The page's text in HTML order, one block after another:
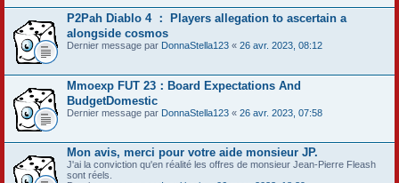
P2Pah Diablo 4 ： Players allegation to ascertain a
alongside cosmos
Dernier message par DonnaStella123 « 26 avr. 2023, 08:12
Mmoexp FUT 23：Board Expectations And
BudgetDomestic
Dernier message par DonnaStella123 « 26 avr. 2023, 07:58
Mon avis, merci pour votre aide monsieur JP.
J'ai la conviction qu'en réalité les offres de monsieur Jean-Pierre Fleash
sont réels.